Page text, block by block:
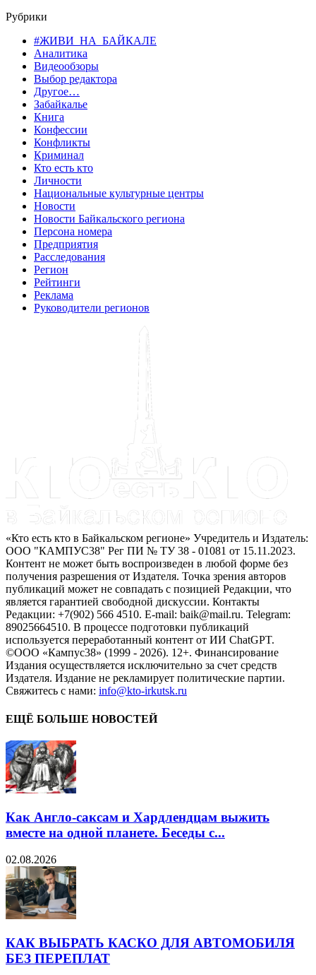
Рубрики
#ЖИВИ_НА_БАЙКАЛЕ
Аналитика
Видеообзоры
Выбор редактора
Другое…
Забайкалье
Книга
Конфессии
Конфликты
Криминал
Кто есть кто
Личности
Национальные культурные центры
Новости
Новости Байкальского региона
Персона номера
Предприятия
Расследования
Регион
Рейтинги
Реклама
Руководители регионов
«Кто есть кто в Байкальском регионе» Учредитель и Издатель:
ООО "КАМПУС38" Рег ПИ № ТУ 38 - 01081 от 15.11.2023.
Контент не может быть воспроизведен в любой форме без
получения разрешения от Издателя. Точка зрения авторов
публикаций может не совпадать с позицией Редакции, что
является гарантией свободной дискуссии. Контакты
Редакции: +7(902) 566 4510. E-mail: baik@mail.ru. Telegram:
89025664510. В процессе подготовки публикаций
используется переработанный контент от ИИ ChatGPT.
©ООО «Кампус38» (1999 - 2026). 12+. Финансирование
Издания осуществляется исключительно за счет средств
Издателя. Издание не рекламирует политические партии.
Свяжитесь с нами: info@kto-irkutsk.ru
ЕЩЁ БОЛЬШЕ НОВОСТЕЙ
Как Англо-саксам и Хардлендцам выжить
вместе на одной планете. Беседы с...
02.08.2026
КАК ВЫБРАТЬ КАСКО ДЛЯ АВТОМОБИЛЯ
БЕЗ ПЕРЕПЛАТ